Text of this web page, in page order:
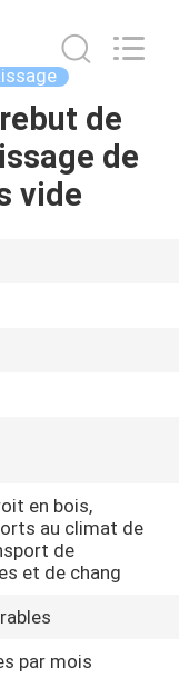
de
de
vide
en bois,
au climat de
de
et de chang
par mois